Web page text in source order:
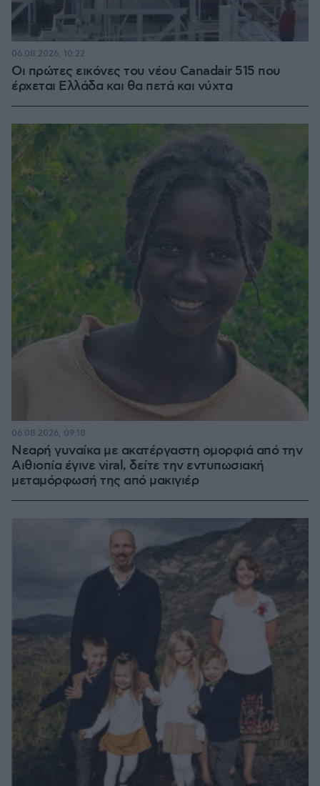
Οι πρώτες εικόνες του νέου Canadair 515 που
έρχεται Ελλάδα και θα πετά και νύχτα
06.08.2026, 10:22
Νεαρή γυναίκα με ακατέργαστη ομορφιά από την
Αιθιοπία έγινε viral, δείτε την εντυπωσιακή
μεταμόρφωσή της από μακιγιέρ
06.08.2026, 09:18